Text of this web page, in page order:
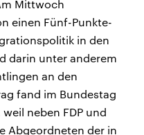
Mittwoch
einen Fünf-Punkte-
in den
darin unter anderem
an den
fand im Bundestag
neben FDP und
Abgeordneten der in